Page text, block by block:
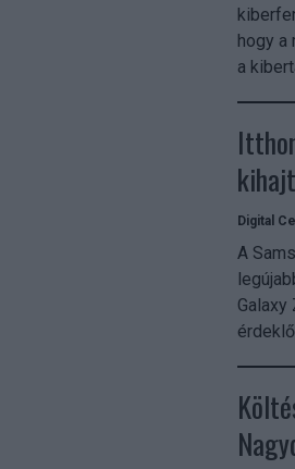
hogy a
a
Digital
A
Galaxy